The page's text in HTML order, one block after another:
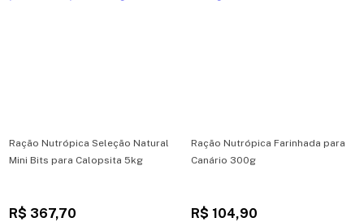
Ração Nutrópica Seleção Natural
Mini Bits para Calopsita 5kg
R$ 367,70
Ração Nutrópica Farinhada para
Canário 300g
R$ 104,90